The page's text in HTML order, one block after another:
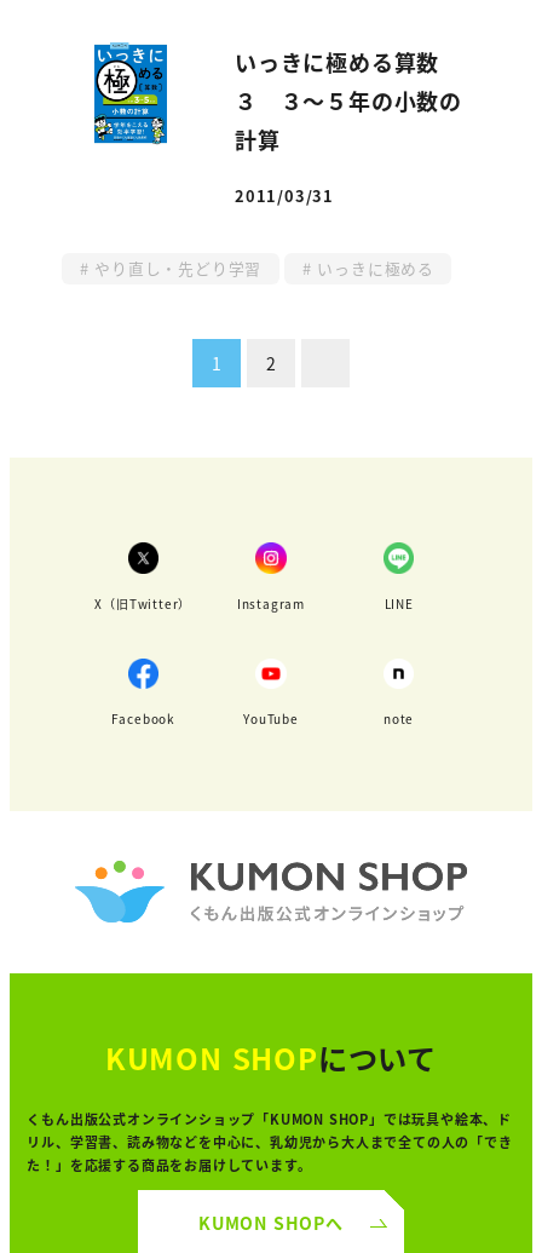
いっきに極める算数
３ ３～５年の小数の
計算
投稿日
2011/03/31
やり直し・先どり学習 いっきに極める
の
1 2
X（旧Twitter） Instagram LINE
Facebook YouTube note
KUMON SHOPについて
くもん出版公式オンラインショップ「KUMON SHOP」では玩具や絵本、ド
リル、学習書、読み物などを中心に、 乳幼児から大人まで全ての人の「でき
た！」を応援する商品をお届けしています。
KUMON SHOPへ